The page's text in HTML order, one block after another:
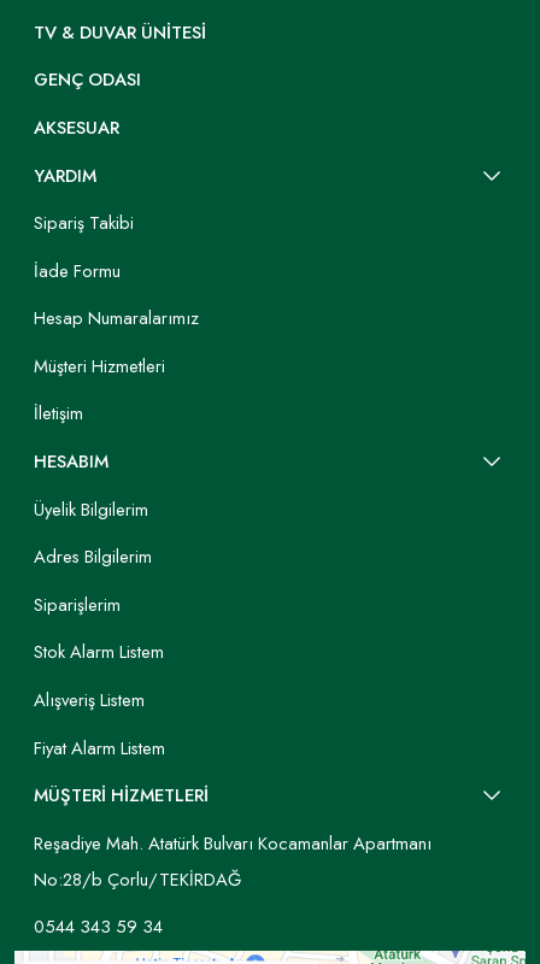
TV & DUVAR ÜNITESI
GENÇ ODASI
AKSESUAR
YARDIM
Sipariş Takibi
İade Formu
Hesap Numaralarımız
Müşteri Hizmetleri
İletişim
HESABIM
Üyelik Bilgilerim
Adres Bilgilerim
Siparişlerim
Stok Alarm Listem
Alışveriş Listem
Fiyat Alarm Listem
MÜŞTERİ HİZMETLERİ
Reşadiye Mah. Atatürk Bulvarı Kocamanlar Apartmanı
No:28/b Çorlu/TEKİRDAĞ
0544 343 59 34